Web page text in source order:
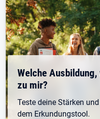
Welche
zu mir?
Teste deine Stärken
dem Erkundungstool.